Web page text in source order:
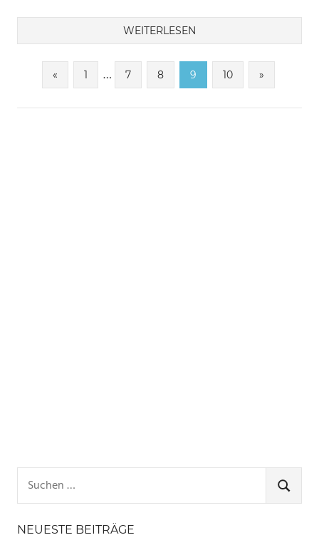
WEITERLESEN
Seitennummerierung
der
« Vorherige
Beiträge
1 … 7 8 9 10
Nächste
Beiträge
»
nach:
SUCHEN
NEUESTE BEITRÄGE